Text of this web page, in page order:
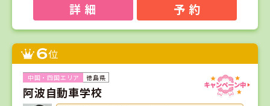
詳 細 予 約
6位
徳島県
阿波自動車学校